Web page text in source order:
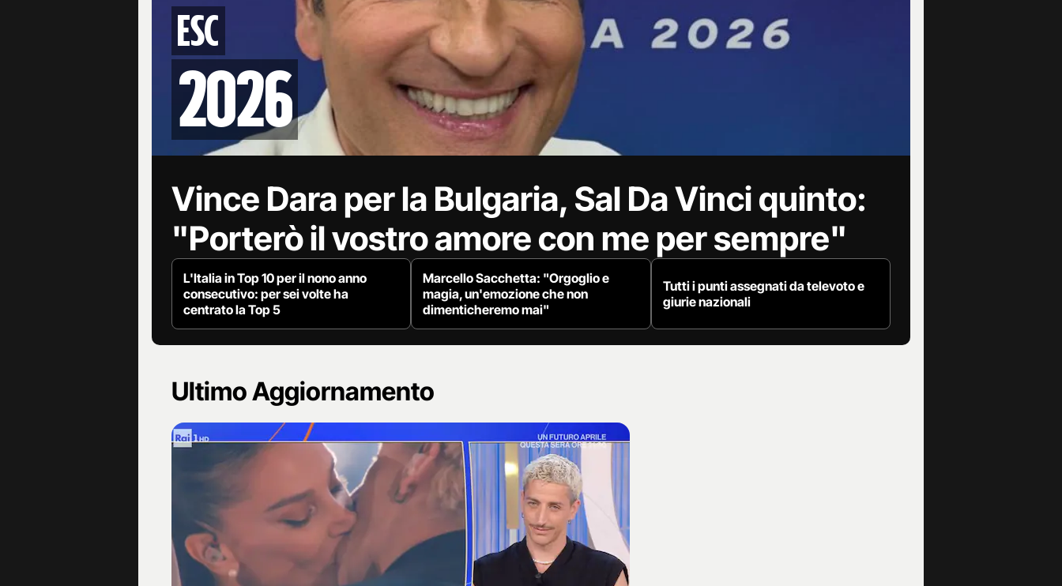
ESC
2026
Vince Dara per la Bulgaria, Sal Da Vinci quinto:
"Porterò il vostro amore con me per sempre"
L'Italia in Top 10 per il nono anno
consecutivo: per sei volte ha
centrato la Top 5
Marcello Sacchetta: "Orgoglio e
magia, un'emozione che non
dimenticheremo mai"
Tutti i punti assegnati da televoto e
giurie nazionali
Ultimo Aggiornamento